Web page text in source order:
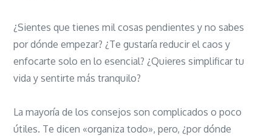
¿Sientes que tienes mil cosas pendientes y no sabes
por dónde empezar? ¿Te gustaría reducir el caos y
enfocarte solo en lo esencial? ¿Quieres simplificar tu
vida y sentirte más tranquilo?
La mayoría de los consejos son complicados o poco
útiles. Te dicen «organiza todo», pero, ¿por dónde